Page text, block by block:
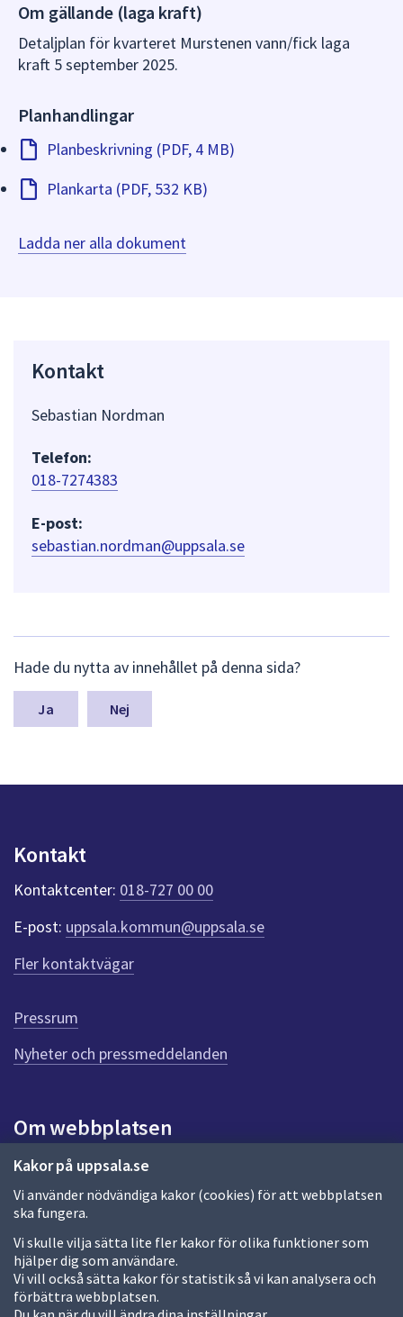
Kakor på uppsala.se
Vi använder nödvändiga kakor (cookies) för att webbplatsen
ska fungera.
Vi skulle vilja sätta lite fler kakor för olika funktioner som
hjälper dig som användare.
Vi vill också sätta kakor för statistik så vi kan analysera och
förbättra webbplatsen.
Om gällande (laga kraft)
Detaljplan för kvarteret Murstenen vann/fick laga
kraft 5 september 2025.
Planhandlingar
Planbeskrivning (PDF, 4 MB)
Plankarta (PDF, 532 KB)
Ladda ner alla dokument
Kontakt
Sebastian Nordman
Telefon:
018-7274383
E-post:
sebastian.nordman@uppsala.se
ä
m
a
n
k
e
r
f
ö
r
e
n
n
a
d
a
Hade du nytta av innehållet på denna sida?
Nej
Kontakt
Kontaktcenter: 018-727 00 00
E-post: uppsala.kommun@uppsala.se
Fler kontaktvägar
Pressrum
Nyheter och pressmeddelanden
Om webbplatsen
Om webbplatsen
Allmänna handlingar och diarium
Behandling av personuppgifter
Kakor
Språk (other languages)